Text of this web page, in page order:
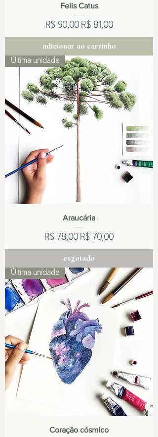
Felis Catus
Preço normal
R$ 90,00 Preço promocional
R$ 81,00
adicionar ao carrinho
Última unidade
Araucária
Preço normal
R$ 78,00 Preço promocional
R$ 70,00
esgotado
Última unidade
Coração cósmico